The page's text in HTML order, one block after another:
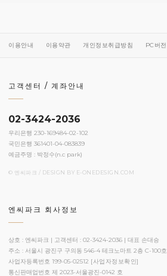
이용안내 이용약관 개인정보취급방침 PC버전
고객센터 / 계좌안내
02-3424-2036
우리은행 230-169484-02-102
국민은행 361401-04-083839
예금주명 : 박정수(n.c park)
© 엔씨파크 / DESIGN BY E-ONEDESIGN.COM
엔씨파크 회사정보
상호 : 엔씨파크 | 고객센터 : 02-3424-2036 | 대표 손대승
주소 : 서울시 광진구 구의동 546-4 테크노마트 2층 C-100호
사업자등록번호 199-05-02512 [사업자정보확인]
통신판매업번호 제 2023-서울광진-0142 호